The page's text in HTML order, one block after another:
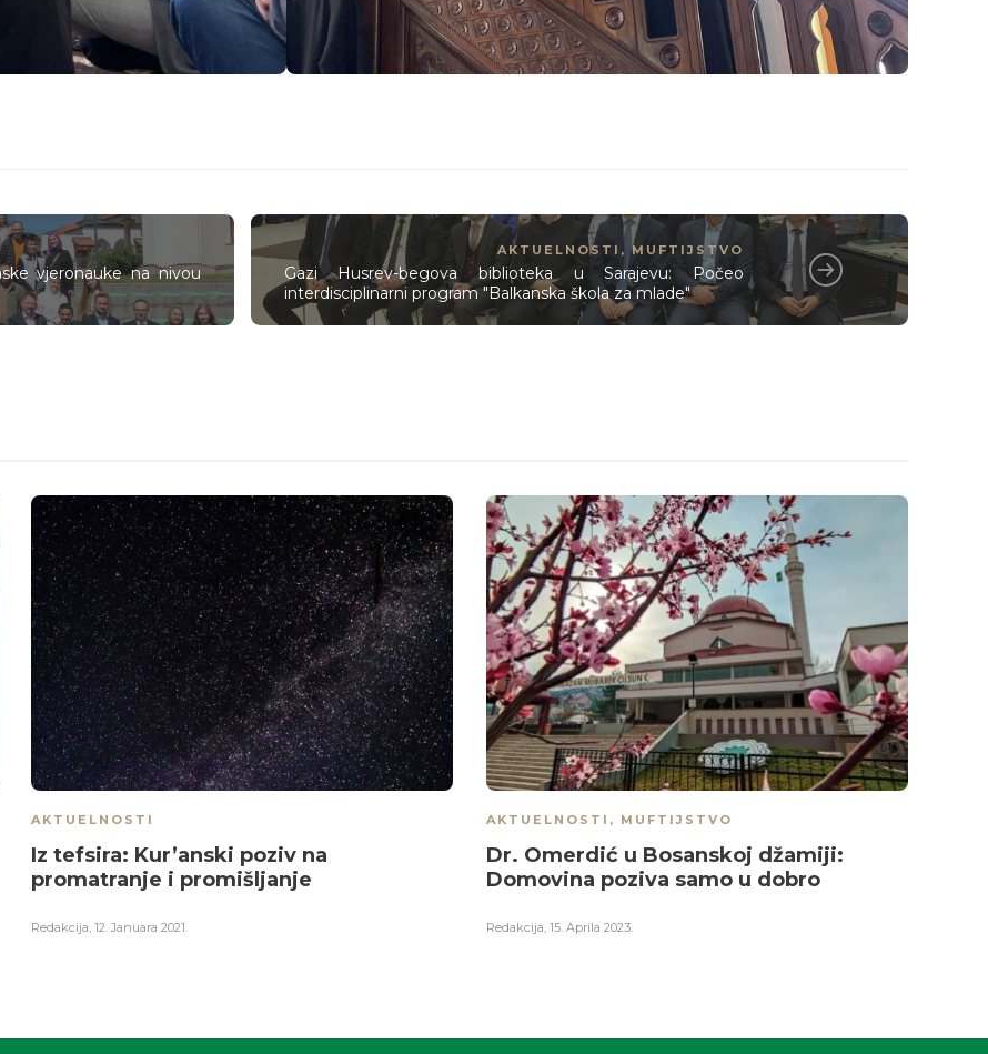
vjeronauke na nivou
AKTUELNOSTI ,MUFTIJSTVO
Gazi Husrev-begova biblioteka u Sarajevu: Počeo
interdisciplinarni program "Balkanska škola za mlade"
AKTUELNOSTI
Iz tefsira: Kur’anski poziv na
promatranje i promišljanje
Redakcija 12. Januara 2021.
AKTUELNOSTI , MUFTIJSTVO
Dr. Omerdić u Bosanskoj džamiji:
Domovina poziva samo u dobro
Redakcija 15. Aprila 2023.